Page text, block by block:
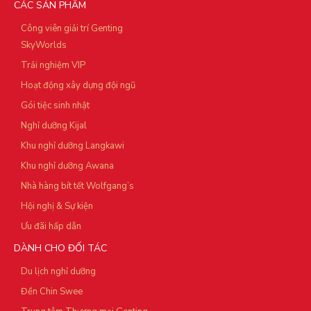
CÁC SẢN PHẨM
Công viên giải trí Genting
SkyWorlds
Trải nghiệm VIP
Hoạt động xây dựng đội ngũ
Gói tiệc sinh nhật
Nghỉ dưỡng Kijal
Khu nghỉ dưỡng Langkawi
Khu nghỉ dưỡng Awana
Nhà hàng bít tết Wolfgang’s
Hội nghị & Sự kiện
Ưu đãi hấp dẫn
DÀNH CHO ĐỐI TÁC
Du lịch nghỉ dưỡng
Đền Chin Swee